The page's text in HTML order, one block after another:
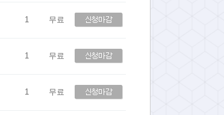
1 무료
1 무료
1 무료